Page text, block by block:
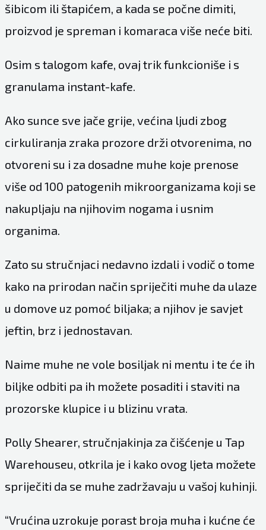
šibicom ili štapićem, a kada se počne dimiti,
proizvod je spreman i komaraca više neće biti.
Osim s talogom kafe, ovaj trik funkcioniše i s
granulama instant-kafe.
Ako sunce sve jače grije, većina ljudi zbog
cirkuliranja zraka prozore drži otvorenima, no
otvoreni su i za dosadne muhe koje prenose
više od 100 patogenih mikroorganizama koji se
nakupljaju na njihovim nogama i usnim
organima.
Zato su stručnjaci nedavno izdali i vodič o tome
kako na prirodan način spriječiti muhe da ulaze
u domove uz pomoć biljaka; a njihov je savjet
jeftin, brz i jednostavan.
Naime muhe ne vole bosiljak ni mentu i te će ih
biljke odbiti pa ih možete posaditi i staviti na
prozorske klupice i u blizinu vrata.
Polly Shearer, stručnjakinja za čišćenje u Tap
Warehouseu, otkrila je i kako ovog ljeta možete
spriječiti da se muhe zadržavaju u vašoj kuhinji.
“Vrućina uzrokuje porast broja muha i kućne će